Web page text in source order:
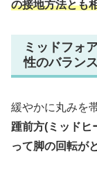
の接地方法とも
ミッドフォ
性のバラン
緩やかに丸みを
踵前方(ミッドヒ
って脚の回転が